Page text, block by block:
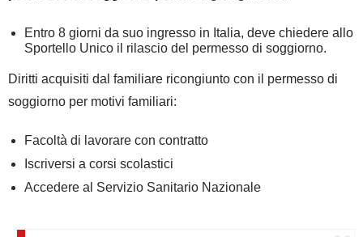
Entro 8 giorni da suo ingresso in Italia, deve chiedere allo
Sportello Unico il rilascio del permesso di soggiorno.
Diritti acquisiti dal familiare ricongiunto con il permesso di
soggiorno per motivi familiari:
Facoltà di lavorare con contratto
Iscriversi a corsi scolastici
Accedere al Servizio Sanitario Nazionale